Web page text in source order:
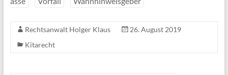
Rechtsanwalt Holger Klaus
26. August 2019
Kitarecht